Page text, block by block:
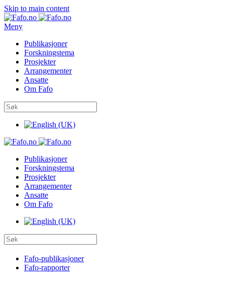
Skip to main content
Meny
Publikasjoner
Forskningstema
Prosjekter
Arrangementer
Ansatte
Om Fafo
Publikasjoner
Forskningstema
Prosjekter
Arrangementer
Ansatte
Om Fafo
Fafo-publikasjoner
Fafo-rapporter